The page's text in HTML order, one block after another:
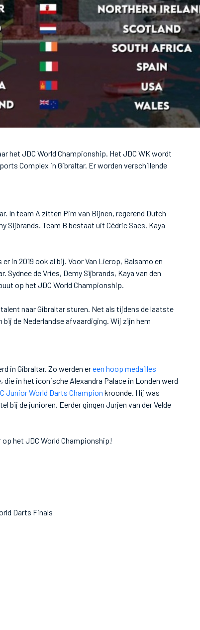
het JDC World Championship. Het JDC WK wordt
Complex in Gibraltar. Er worden verschillende
In team A zitten Pim van Bijnen, regerend Dutch
Sijbrands. Team B bestaat uit Cédric Saes, Kaya
in 2019 ook al bij. Voor Van Lierop, Balsamo en
Sydnee de Vries, Demy Sijbrands, Kaya van den
op het JDC World Championship.
naar Gibraltar sturen. Net als tijdens de laatste
de Nederlandse afvaardiging. Wij zijn hem
in Gibraltar. Zo werden ereen hoop medailles
in het iconische Alexandra Palace in Londen werd
Junior World Darts Champion kroonde. Hij was
bij de junioren. Eerder gingen Jurjen van der Velde
het JDC World Championship!
Darts Finals